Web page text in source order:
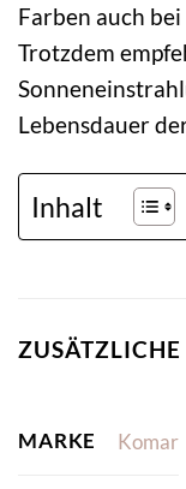
Farben auch
Trotzdem
Lebensdauer
Inhalt
MARKE Komar